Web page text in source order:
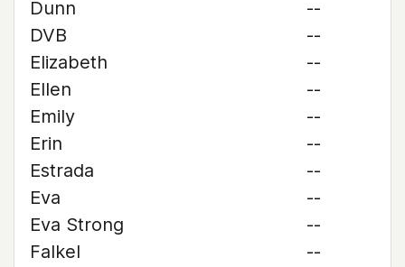
Dunn
--
DVB
--
Elizabeth
--
Ellen
--
Emily
--
Erin
--
Estrada
--
Eva
--
Eva Strong
--
Falkel
--